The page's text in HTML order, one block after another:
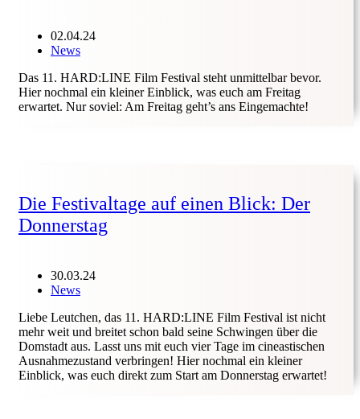
02.04.24
News
Das 11. HARD:LINE Film Festival steht unmittelbar bevor.
Hier nochmal ein kleiner Einblick, was euch am Freitag
erwartet. Nur soviel: Am Freitag geht’s ans Eingemachte!
Die Festivaltage auf einen Blick: Der
Donnerstag
30.03.24
News
Liebe Leutchen, das 11. HARD:LINE Film Festival ist nicht
mehr weit und breitet schon bald seine Schwingen über die
Domstadt aus. Lasst uns mit euch vier Tage im cineastischen
Ausnahmezustand verbringen! Hier nochmal ein kleiner
Einblick, was euch direkt zum Start am Donnerstag erwartet!